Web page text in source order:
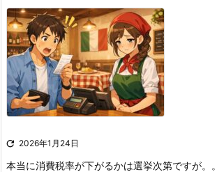
 2026年1月24日
本当に消費税率が下がるかは選挙次第ですが。。